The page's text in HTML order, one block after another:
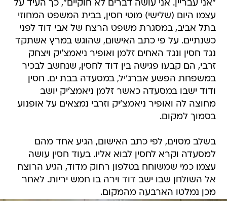
"אני עבריין. אני עושה דברים לא חוקיים", כך העיד על
עצמו היום (שלישי) מוטי חסין, בבית המשפט המחוזי
בתל אביב, במסגרת משפט הרצח של אבי דוד לפני
כשנתיים. על פי כתב האישום, שהוגש במרץ אשתקד
נגד חסין ונגד האחים זלמן ואופיר ניאמצ'יק ויצחק
זרבי, הם קבעו פגישה בין דוד לחסין, שנחשב לבכיר
במשפחת הפשע אברג'יל, במסעדה בבת ים. חסין
ודוד ישבו במסעדה כאשר זלמן ניאמצ'יק יושב
מחוצה לה ואופיר ניאמצ'יק וזרבי נמצאים על אופנוע
בסמוך למקום.
בשלב מסוים, לפי כתב האישום, הגיע אחד מהם
למסעדה וקרא לחסין לבוא אליו. בעוד חסין עושה
עצמו כמי שמשוחח בטלפון רחוק מדוד, הגיע הרוצח
אל השולחן שבו ישב דוד וירה בו חמש יריות. לאחר
מכן נמלטו הארבעה מהמקום.